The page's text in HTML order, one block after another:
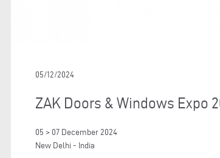
05/12/2024
ZAK Doors & Windows Expo
05 > 07 December 2024
New Delhi - India